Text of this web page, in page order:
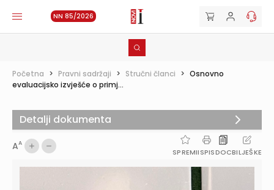
NN 85/2026
Početna > Pravni sadržaji > Stručni članci > Osnovno
evaluacijsko izvješće o primj...
AA
SPREMIISPISDOCBILJEŠKE
Detalji dokumenta